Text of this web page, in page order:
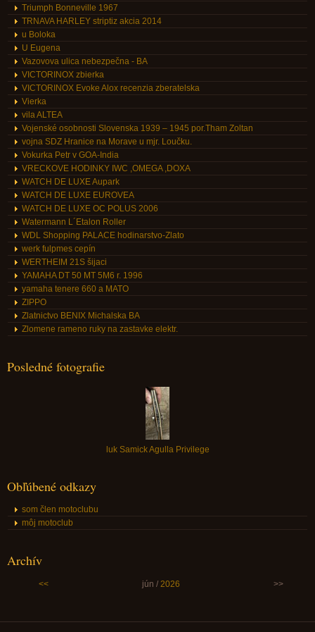
Triumph Bonneville 1967
TRNAVA HARLEY striptiz akcia 2014
u Boloka
U Eugena
Vazovova ulica nebezpečna - BA
VICTORINOX zbierka
VICTORINOX Evoke Alox recenzia zberatelska
Vierka
vila ALTEA
Vojenské osobnosti Slovenska 1939 – 1945 por.Tham Zoltan
vojna SDZ Hranice na Morave u mjr. Loučku.
Vokurka Petr v GOA-India
VRECKOVE HODINKY IWC ,OMEGA ,DOXA
WATCH DE LUXE Aupark
WATCH DE LUXE EUROVEA
WATCH DE LUXE OC POLUS 2006
Watermann L´Etalon Roller
WDL Shopping PALACE hodinarstvo-Zlato
werk fulpmes cepín
WERTHEIM 21S šijaci
YAMAHA DT 50 MT 5M6 r. 1996
yamaha tenere 660 a MATO
ZIPPO
Zlatnictvo BENIX Michalska BA
Zlomene rameno ruky na zastavke elektr.
Posledné fotografie
luk Samick Agulla Privilege
Obľúbené odkazy
som člen motoclubu
môj motoclub
Archív
<< jún / 2026 >>